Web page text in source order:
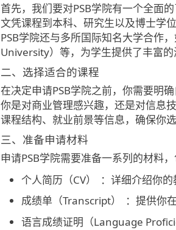
首先，我们要对PSB学院有一个全面
文凭课程到本科、研究生以及博士学
PSB学院还与多所国际知名大学合作
University）等，为学生提供了丰富的
二、选择适合的课程
在决定申请PSB学院之前，你需要明
你是对商业管理感兴趣，还是对信息
课程结构、就业前景等信息，确保你
三、准备申请材料
申请PSB学院需要准备一系列的材料
个人简历（CV）
：详细介绍你
成绩单（Transcript）
：提供你
语言成绩证明（Language